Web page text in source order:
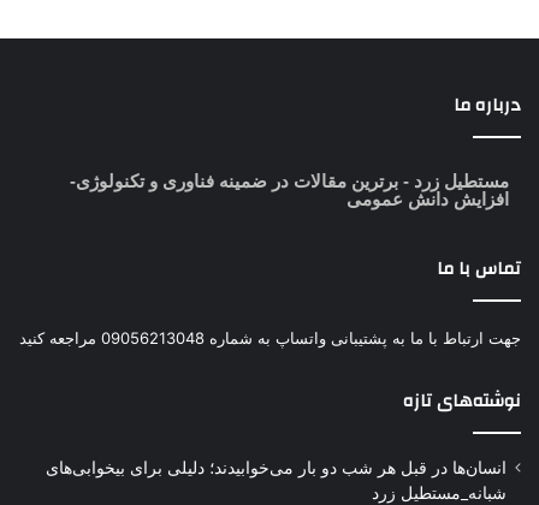
درباره ما
مستطیل زرد - برترین مقالات در ضمینه فناوری و تکنولوژی-
افزایش دانش عمومی
تماس با ما
جهت ارتباط با ما به پشتیبانی واتساپ به شماره 09056213048 مراجعه کنید
نوشته‌های تازه
انسان‌ها در قبل هر شب دو بار می‌خوابیدند؛ دلیلی برای بیخوابی‌های
شبانه_مستطیل زرد